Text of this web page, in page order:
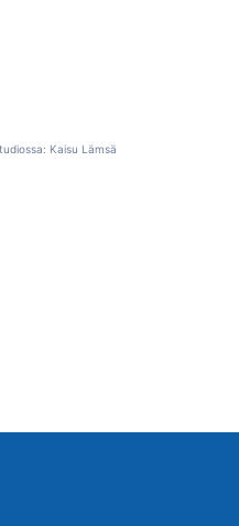
Kaisu Lämsä